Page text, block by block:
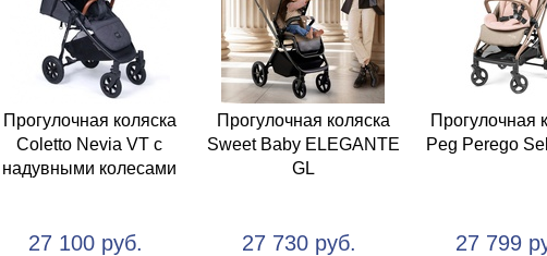
Прогулочная коляска
Coletto Nevia VT с
надувными колесами
27 100 руб.
Прогулочная коляска
Sweet Baby ELEGANTE
GL
27 730 руб.
Прогулочная
Peg Perego
27 799